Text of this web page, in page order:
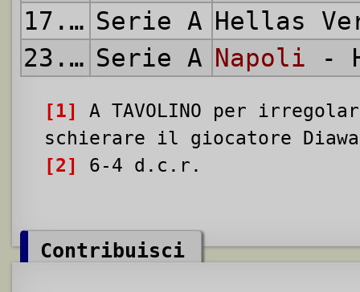
17.05.2021 Serie A Hellas
23.05.2021 Serie A Napoli -
[1]
A TAVOLINO per
schierare il giocatore
[2]
6-4 d.c.r.
Contribuisci